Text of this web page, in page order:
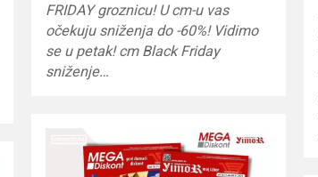
FRIDAY groznicu! U cm-u vas
očekuju sniženja do -60%! Vidimo
se u petak! cm Black Friday
sniženje…